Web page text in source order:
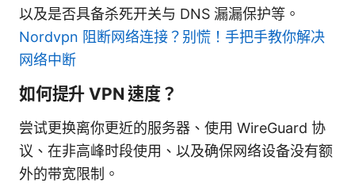
以及是否具备杀死开关与 DNS 漏漏保护等。
Nordvpn 阻断网络连接？别慌！手把手教你解决
网络中断
如何提升 VPN 速度？
尝试更换离你更近的服务器、使用 WireGuard 协
议、在非高峰时段使用、以及确保网络设备没有额
外的带宽限制。